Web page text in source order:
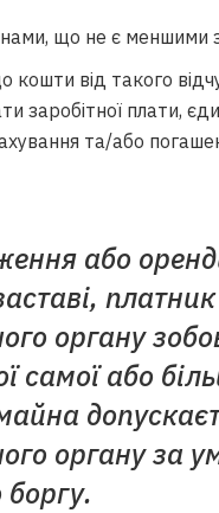
що не є меншими
кошти від такого
заробітної плати,
та/або
або
органу
самої або
органу за